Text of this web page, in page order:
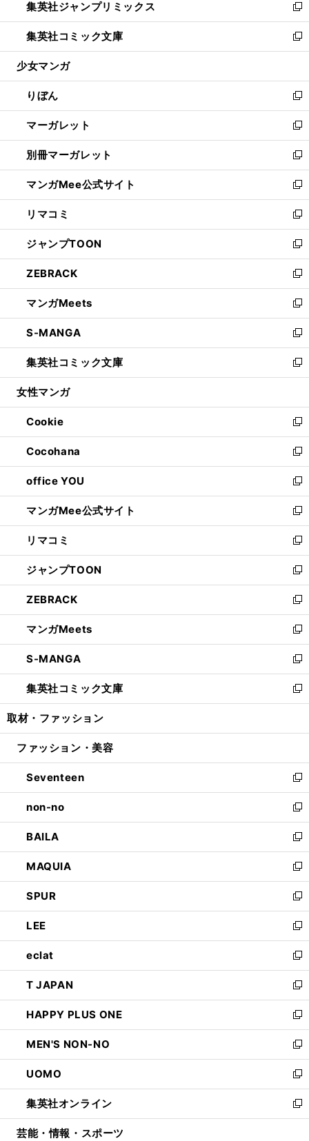
く
で
開
く
ド
ウ
で
開
ィ
ン
ド
ウ
開
く
い
ウ
ィ
ン
ウ
で
開
く
集英社ジャンプリミックス
新
し
い
ウ
ン
ド
ウ
で
開
く
集英社コミック文庫
新
し
ウ
ィ
ン
ド
ウ
で
開
く
少女マンガ
りぼん
新
し
い
ウ
ィ
ン
ド
ウ
で
開
く
マーガレット
新
し
い
ウ
ィ
ン
ド
ウ
で
開
く
別冊マーガレット
新
し
い
ウ
ィ
ン
ド
ウ
で
開
く
マンガMee公式サイト
新
し
い
ウ
ィ
ン
ド
ウ
で
開
く
リマコミ
新
し
い
ウ
ィ
ン
ド
ウ
で
開
く
ジャンプTOON
新
し
い
ウ
ィ
ン
ド
ウ
で
開
ZEBRACK
新
し
い
ウ
ィ
ン
ド
ウ
開
く
マンガMeets
新
し
い
ウ
ィ
ン
ウ
で
開
く
S-MANGA
新
し
い
ウ
ン
ド
ウ
で
開
く
集英社コミック文庫
新
し
ウ
ィ
ン
ド
ウ
で
開
く
女性マンガ
Cookie
新
し
い
ウ
ィ
ン
ド
ウ
で
開
く
Cocohana
新
し
い
ウ
ィ
ン
ド
ウ
で
開
く
office YOU
新
し
い
ウ
ィ
ン
ド
ウ
で
開
く
マンガMee公式サイト
新
し
い
ウ
ィ
ン
ド
ウ
で
開
く
リマコミ
新
し
い
ウ
ィ
ン
ド
ウ
で
開
く
ジャンプTOON
新
し
い
ウ
ィ
ン
ド
ウ
で
開
ZEBRACK
新
し
い
ウ
ィ
ン
ド
ウ
開
マンガMeets
新
し
い
ウ
ィ
ン
ウ
開
く
S-MANGA
新
し
い
ウ
ン
ウ
で
開
く
集英社コミック文庫
新
し
ウ
ン
ド
ウ
で
開
く
取材・ファッション
ファッション・美容
Seventeen
新
し
い
ウ
ィ
ン
ド
ウ
で
開
く
non-no
新
し
い
ウ
ィ
ン
ド
ウ
で
開
く
BAILA
新
し
い
ウ
ィ
ン
ド
ウ
で
開
く
MAQUIA
新
し
い
ウ
ィ
ン
ド
ウ
で
開
く
SPUR
新
し
い
ウ
ィ
ン
ド
ウ
で
開
く
LEE
新
し
い
ウ
ィ
ン
ド
ウ
で
開
く
eclat
新
し
い
ウ
ィ
ン
ド
ウ
で
開
く
T JAPAN
新
し
い
ウ
ィ
ン
ド
ウ
で
開
HAPPY PLUS ONE
新
し
い
ウ
ィ
ン
ド
ウ
MEN'S NON-NO
新
し
い
ウ
ィ
ン
UOMO
新
し
い
ウ
集英社オンライン
新
し
芸能・情報・スポーツ